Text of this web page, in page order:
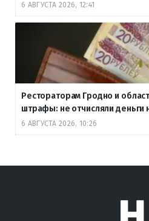
6 АВГУСТА 2026, 12:41
Рестораторам Гродно и
штрафы: не отчисляли деньги
6 АВГУСТА 2026, 10:26